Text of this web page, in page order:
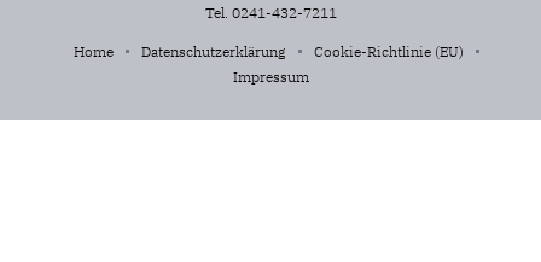
Tel. 0241-432-7211
Home Datenschutzerklärung
Cookie-Richtlinie (EU)
Impressum